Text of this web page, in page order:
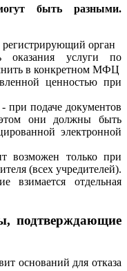
быть разными.
регистрирующий орган
услуги по
в конкретном МФЦ
ценностью при
при подаче документов
они должны быть
электронной
возможен только при
(всех учредителей).
взимается отдельная
подтверждающие
оснований для отказа